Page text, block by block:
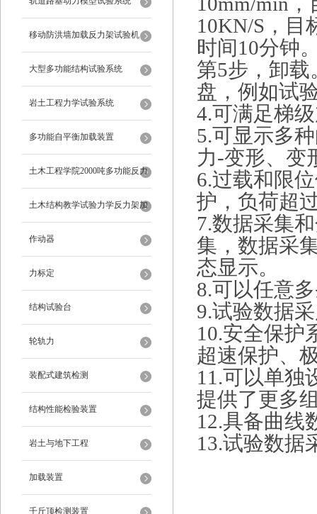
移动防洪墙加载反力架试验机
大型多功能结构试验系统
岩土工程力学试验系统
多功能自平衡加载装置
土木工程学院2000吨多功能反力
架
土木结构教学试验力学反力架加
载装置
作动器
力标定
结构试验台
轮轨力
装配式建筑检测
结构性能检验装置
岩土与地下工程
加载装置
千斤顶检测装置
10KN/S，目
时间10分钟
第5步，卸
盘，例如试
4.可满足梯
5.可显示多
力-变形、变
6.过载和限
护，负荷超
7.数据采集
集，数据采
态显示。
8.可以任意
9.试验数据
10.安全保护
超速保护、
11.可以单独
提供了更多
12.具备曲线
13.试验数据